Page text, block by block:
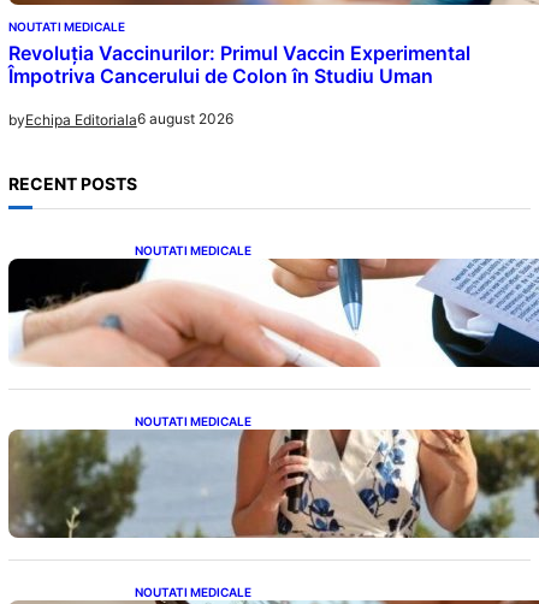
NOUTATI MEDICALE
Revoluția Vaccinurilor: Primul Vaccin Experimental
Împotriva Cancerului de Colon în Studiu Uman
byEchipa Editoriala6 august 2026
RECENT POSTS
NOUTATI MEDICALE
Acordul României cu Banca Mondială: O
Analiză Detaliată a Împrumutului și
Condițiilor Impuse
NOUTATI MEDICALE
Nașterea prințesei Eugenie la Lisabona: O
alegere plină de semnificație pentru familia
regală britanică
NOUTATI MEDICALE